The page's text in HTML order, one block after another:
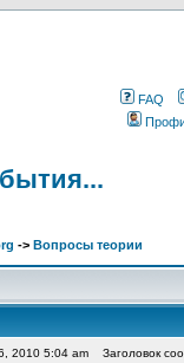
FAQ
-> Вопросы теории
2010 5:04 am Заголовок